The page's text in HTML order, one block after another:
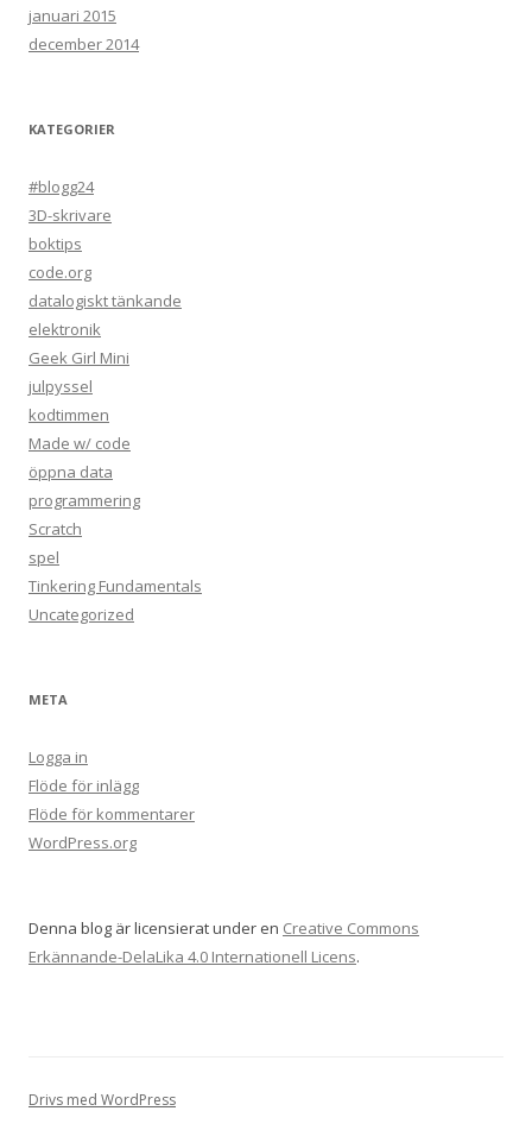
januari 2015
december 2014
KATEGORIER
#blogg24
3D-skrivare
boktips
code.org
datalogiskt tänkande
elektronik
Geek Girl Mini
julpyssel
kodtimmen
Made w/ code
öppna data
programmering
Scratch
spel
Tinkering Fundamentals
Uncategorized
META
Logga in
Flöde för inlägg
Flöde för kommentarer
WordPress.org
Denna blog är licensierat under en Creative Commons
Erkännande-DelaLika 4.0 Internationell Licens.
Drivs med WordPress